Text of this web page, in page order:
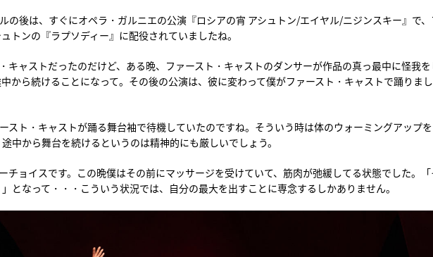
の後は、すぐにオペラ・ガルニエの公演『ロシアの宵 アシュトン/エイヤル/ニジンスキー』で、
トンの『ラプソディー』に配役されていましたね。
キャストだったのだけど、ある晩、ファースト・キャストのダンサーが作品の真っ最中に怪我を
から続けることになって。その後の公演は、彼に変わって僕がファースト・キャストで踊りまし
スト・キャストが踊る舞台袖で待機していたのですね。そういう時は体のウォーミングアップ
中から舞台を続けるというのは精神的にも厳しいでしょう。
チョイスです。この晩僕はその前にマッサージを受けていて、筋肉が弛緩してる状態でした。「
となって・・・こういう状況では、自分の最大を出すことに専念するしかありません。